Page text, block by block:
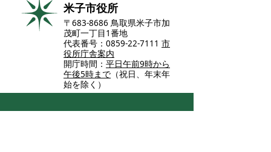
米子市役所
〒683-8686 鳥取県米子市加
茂町一丁目1番地
代表番号：0859-22-7111 市
役所庁舎案内
開庁時間： 平日午前9時から
午後5時まで （祝日、年末年
始を除く）